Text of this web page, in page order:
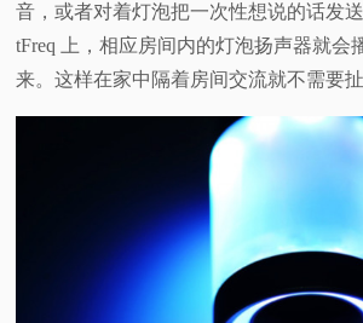
音，或者对着灯泡把一次性想说的话发
tFreq 上，相应房间内的灯泡扬声器就会
来。这样在家中隔着房间交流就不需要